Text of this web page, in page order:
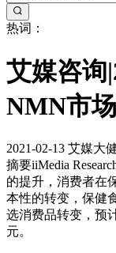
热词：
艾媒咨询
NMN市
2021-02-13 艾媒大
摘要iiMedia
的提升，消费者在
本性的转变，保健
选消费品转变，预
元。